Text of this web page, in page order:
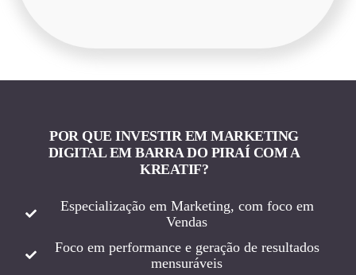
POR QUE INVESTIR EM MARKETING
DIGITAL EM BARRA DO PIRAÍ COM A
KREATIF?
Especialização em Marketing, com foco em
Vendas
Foco em performance e geração de resultados
mensuráveis